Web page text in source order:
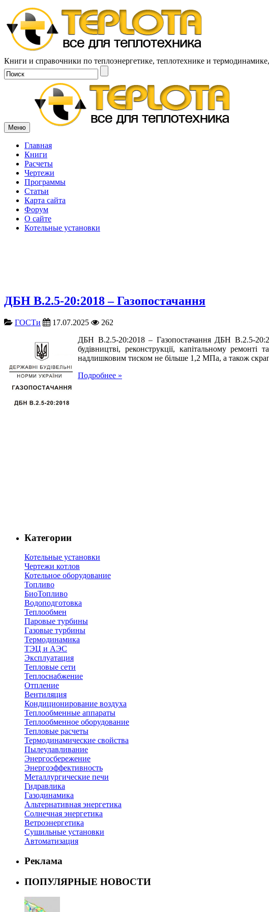
Книги и справочники по теплоэнергетике, теплотехнике и
Меню
Главная
Книги
Расчеты
Чертежи
Программы
Статьи
Карта сайта
Форум
О сайте
Котельные установки
ДБН В.2.5-20:2018 – Газопостачання
ГОСТи 17.07.2025
262
ДБН В.2.5-20:2018 – Газопостачання ДБН В.2.5-
будівництві, реконструкції, капітальному
надлишковим тиском не більше 1,2 МПа, а також
Подробнее »
Категории
Котельные установки
Чертежи котлов
Котельное оборудование
Топливо
БиоТопливо
Водоподготовка
Теплообмен
Паровые турбины
Газовые турбины
Термодинамика
ТЭЦ и АЭС
Эксплуатация
Тепловые сети
Теплоснабжение
Отпление
Вентиляция
Кондиционирование воздуха
Теплообменные аппараты
Теплообменное оборудование
Тепловые расчеты
Термодинамические свойства
Пылеулавливание
Энергосбережение
Энергоэффективность
Металлургические печи
Гидравлика
Газодинамика
Альтернативная энергетика
Солнечная энергетика
Ветроэнергетика
Сушильные установки
Автоматизация
Реклама
ПОПУЛЯРНЫЕ НОВОСТИ